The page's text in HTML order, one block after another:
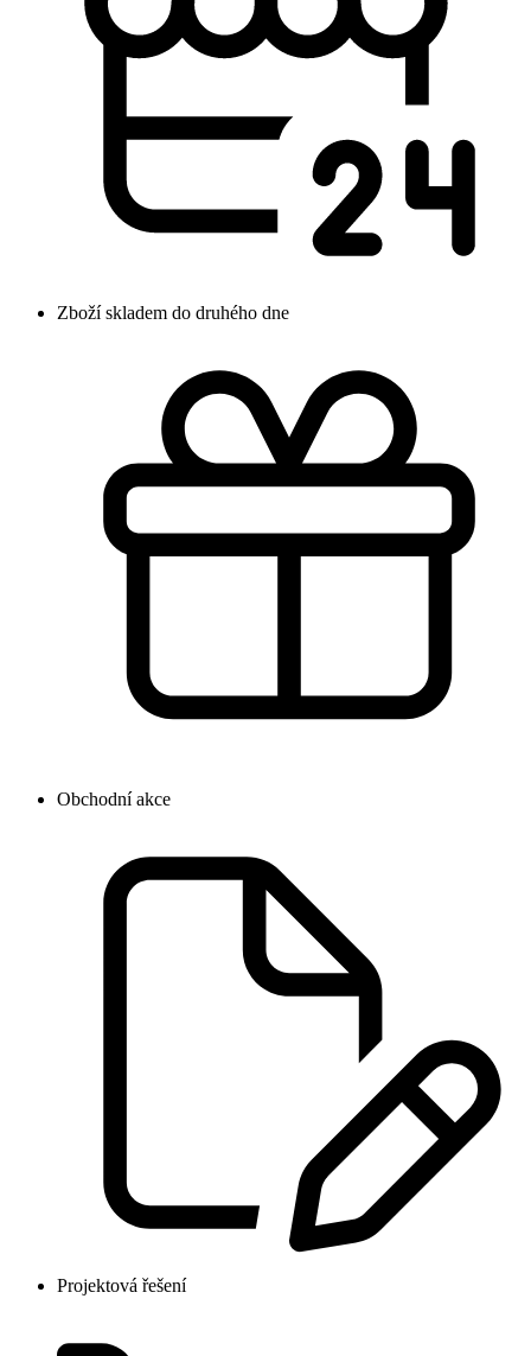
Zboží skladem do druhého dne
Obchodní akce
Projektová řešení